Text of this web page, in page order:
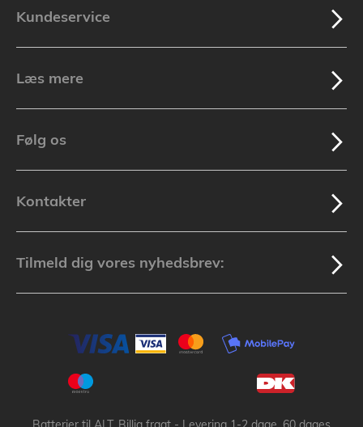
Kundeservice
Læs mere
Følg os
Kontakter
Tilmeld dig vores nyhedsbrev: